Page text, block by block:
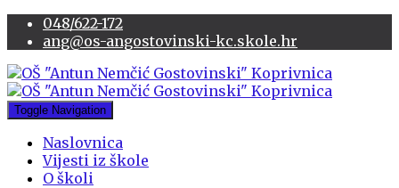
048/622-172
ang@os-angostovinski-kc.skole.hr
Toggle Navigation
Naslovnica
Vijesti iz škole
O školi